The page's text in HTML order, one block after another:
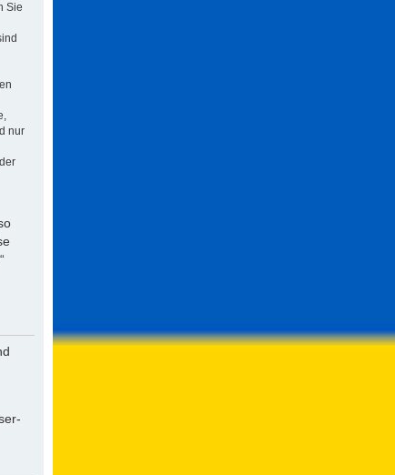
Sie
nur